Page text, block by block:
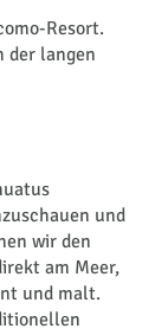
Resort.
der langen
und
wir den
am Meer,
und malt.